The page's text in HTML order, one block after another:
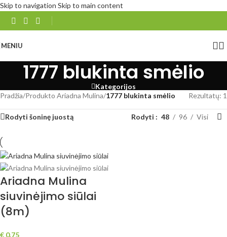
Skip to navigation Skip to main content
MENIU
1777 blukinta smėlio
Kategorijos
Pradžia/Produkto Ariadna Mulina/1777 blukinta smėlio Rezultatų: 1
Rodyti šoninę juostą Rodyti 48 96 Visi
Ariadna Mulina
siuvinėjimo siūlai
(8m)
€ 0.75